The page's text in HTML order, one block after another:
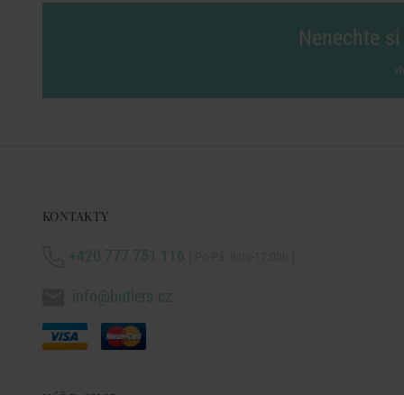
Nenechte
KONTAKTY
+420 777 751 116
info@butlers.cz